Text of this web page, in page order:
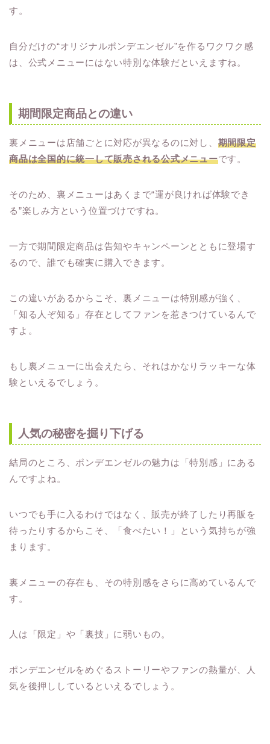
す。
自分だけの“オリジナルポンデエンゼル”を作るワクワク感
は、公式メニューにはない特別な体験だといえますね。
期間限定商品との違い
裏メニューは店舗ごとに対応が異なるのに対し、 期間限定
商品は全国的に統一して販売される公式メニューです。
そのため、裏メニューはあくまで“運が良ければ体験でき
る”楽しみ方という位置づけですね。
一方で期間限定商品は告知やキャンペーンとともに登場す
るので、誰でも確実に購入できます。
この違いがあるからこそ、裏メニューは特別感が強く、
「知る人ぞ知る」存在としてファンを惹きつけているんで
すよ。
もし裏メニューに出会えたら、それはかなりラッキーな体
験といえるでしょう。
人気の秘密を掘り下げる
結局のところ、ポンデエンゼルの魅力は「特別感」にある
んですよね。
いつでも手に入るわけではなく、販売が終了したり再販を
待ったりするからこそ、「食べたい！」という気持ちが強
まります。
裏メニューの存在も、その特別感をさらに高めているんで
す。
人は「限定」や「裏技」に弱いもの。
ポンデエンゼルをめぐるストーリーやファンの熱量が、人
気を後押ししているといえるでしょう。